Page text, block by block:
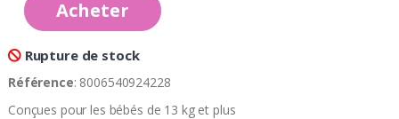
Acheter
Rupture de stock
Référence: 8006540924228
Conçues pour les bébés de 13 kg et plus